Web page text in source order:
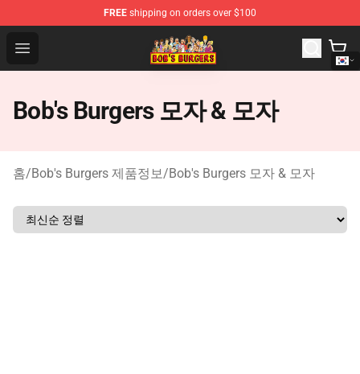
FREE shipping on orders over $100
Open menu
Bob's Burgers Store - Official Bob's Burgers Merchandise
Bob's Burgers 모자 & 모자
홈/Bob's Burgers 제품정보/Bob's Burgers 모자 & 모자